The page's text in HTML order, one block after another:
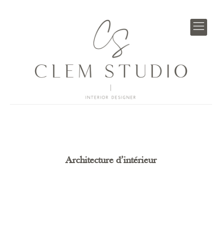
d’intérieur
Architecture d’intérieur